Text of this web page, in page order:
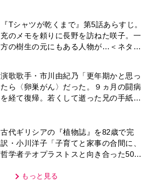
『Tシャツが乾くまで』第5話あらすじ。
充のメモを頼りに長野を訪ねた咲子。一
方の樹生の元にもある人物が…＜ネタバ
演歌歌手・市川由紀乃「更年期かと思っ
たら〈卵巣がん〉だった。９ヵ月の闘病
を経て復帰。若くして逝った兄の手紙を
古代ギリシアの『植物誌』を82歳で完
訳・小川洋子「子育てと家事の合間に、
哲学者テオプラストスと向き合った50
もっと見る